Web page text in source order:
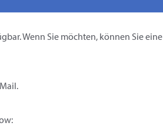
Wenn Sie möchten, können Sie eine